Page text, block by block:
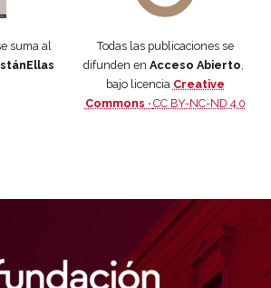
suma al
Todas las publicaciones se
difunden en Acceso Abierto,
bajo licencia Creative
Commons · CC BY-NC-ND 4.0